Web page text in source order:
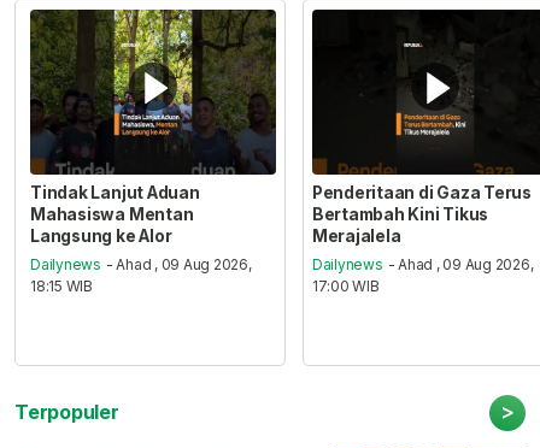
Tindak Lanjut Aduan
Mahasiswa Mentan
Langsung ke Alor
Dailynews - Ahad , 09 Aug 2026,
18:15 WIB
Penderitaan di Gaza Terus
Bertambah Kini Tikus
Merajalela
Dailynews - Ahad , 09 Aug 2026,
17:00 WIB
Terpopuler >